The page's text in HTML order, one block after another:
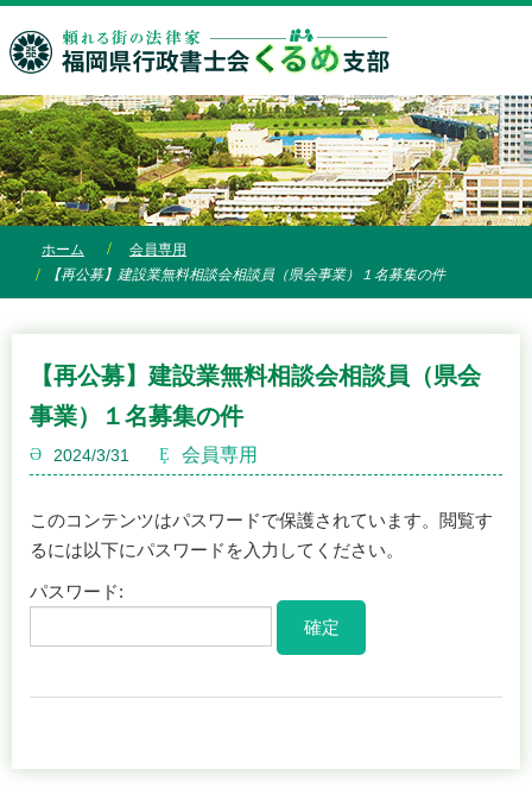
ホーム
会員専用
【再公募】建設業無料相談会相談員（県会事業）１名募集の件
【再公募】建設業無料相談会相談員（県会
事業）１名募集の件
2024/3/31 会員専用
このコンテンツはパスワードで保護されています。閲覧す
るには以下にパスワードを入力してください。
パスワード: